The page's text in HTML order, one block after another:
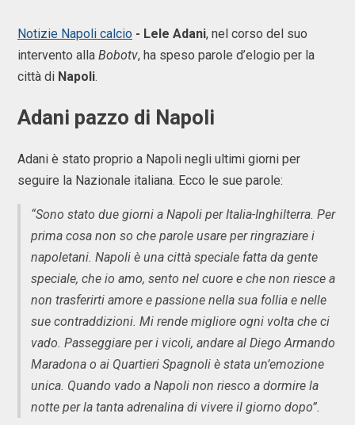
Notizie Napoli calcio - Lele Adani, nel corso del suo
intervento alla Bobotv, ha speso parole d’elogio per la
città di Napoli.
Adani pazzo di Napoli
Adani è stato proprio a Napoli negli ultimi giorni per
seguire la Nazionale italiana. Ecco le sue parole:
“Sono stato due giorni a Napoli per Italia-Inghilterra. Per
prima cosa non so che parole usare per ringraziare i
napoletani. Napoli è una città speciale fatta da gente
speciale, che io amo, sento nel cuore e che non riesce a
non trasferirti amore e passione nella sua follia e nelle
sue contraddizioni. Mi rende migliore ogni volta che ci
vado. Passeggiare per i vicoli, andare al Diego Armando
Maradona o ai Quartieri Spagnoli è stata un’emozione
unica. Quando vado a Napoli non riesco a dormire la
notte per la tanta adrenalina di vivere il giorno dopo”.